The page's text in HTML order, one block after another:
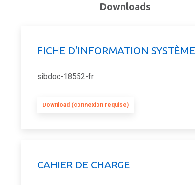
Downloads
FICHE D'INFORMATION SYSTÈME
sibdoc-18552-fr
Download (connexion requise)
CAHIER DE CHARGE